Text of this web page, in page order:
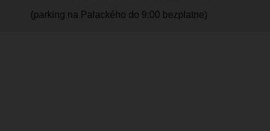
(parking na Palackého do 9:00 bezplatne)